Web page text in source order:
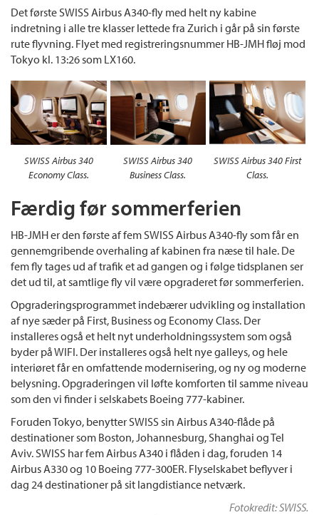
Det første SWISS Airbus A340-fly med helt ny kabine
indretning i alle tre klasser lettede fra Zurich i går på sin første
rute flyvning. Flyet med registreringsnummer HB-JMH fløj mod
Tokyo kl. 13:26 som LX160.
SWISS Airbus 340
Economy Class.
SWISS Airbus 340
Business Class.
SWISS Airbus 340 First
Class.
Færdig før sommerferien
HB-JMH er den første af fem SWISS Airbus A340-fly som får en
gennemgribende overhaling af kabinen fra næse til hale. De
fem fly tages ud af trafik et ad gangen og i følge tidsplanen ser
det ud til, at samtlige fly vil være opgraderet før sommerferien.
Opgraderingsprogrammet indebærer udvikling og installation
af nye sæder på First, Business og Economy Class. Der
installeres også et helt nyt underholdningssystem som også
byder på WIFI. Der installeres også helt nye galleys, og hele
interiøret får en omfattende modernisering, og ny og moderne
belysning. Opgraderingen vil løfte komforten til samme niveau
som den vi finder i selskabets Boeing 777-kabiner.
Foruden Tokyo, benytter SWISS sin Airbus A340-flåde på
destinationer som Boston, Johannesburg, Shanghai og Tel
Aviv. SWISS har fem Airbus A340 i flåden i dag, foruden 14
Airbus A330 og 10 Boeing 777-300ER. Flyselskabet beflyver i
dag 24 destinationer på sit langdistiance netværk.
Fotokredit: SWISS.